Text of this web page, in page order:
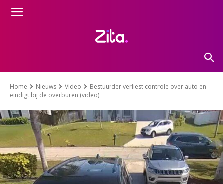
Home Nieuws Video
Bestuurder verliest controle over auto en
eindigt bij de overburen (video)